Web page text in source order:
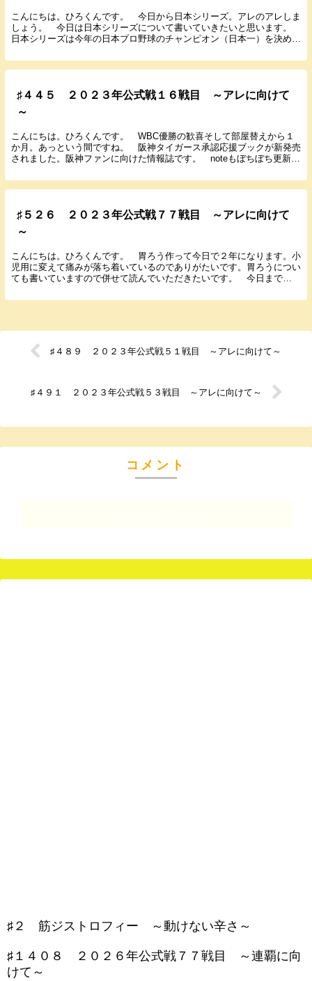
こんにちは。ひろくんです。 今日から日本シリーズ。アレのアレしま
しょう。 今日は日本シリーズについて書いていきたいと思います。
日本シリーズは今年の日本プロ野球のチャンピオン（日本一）を決める
♯４４５ ２０２３年公式戦１６戦目 ～アレに向けて
～
こんにちは。ひろくんです。 WBC優勝の歓喜そして部屋替えから１
か月。あっという間ですね。 阪神タイガース承認応援ブックが新発売
されました。阪神ファンに向けた情報誌です。 noteもぼちぼち更新し
♯５２６ ２０２３年公式戦７７戦目 ～アレに向けて
～
こんにちは。ひろくんです。 胃ろう作って今日で２年になります。小
児用に変えて痛みが落ち着いているのでありがたいです。胃ろうについ
ても書いていますので併せて読んでいただきたいです。 今日まで
♯４８９ ２０２３年公式戦５１戦目 ～アレに向けて～
♯４９１ ２０２３年公式戦５３戦目 ～アレに向けて～
コメント
♯２ 筋ジストロフィー ～動けない辛さ～
♯１４０８ ２０２６年公式戦７７戦目 ～連覇に向
けて～